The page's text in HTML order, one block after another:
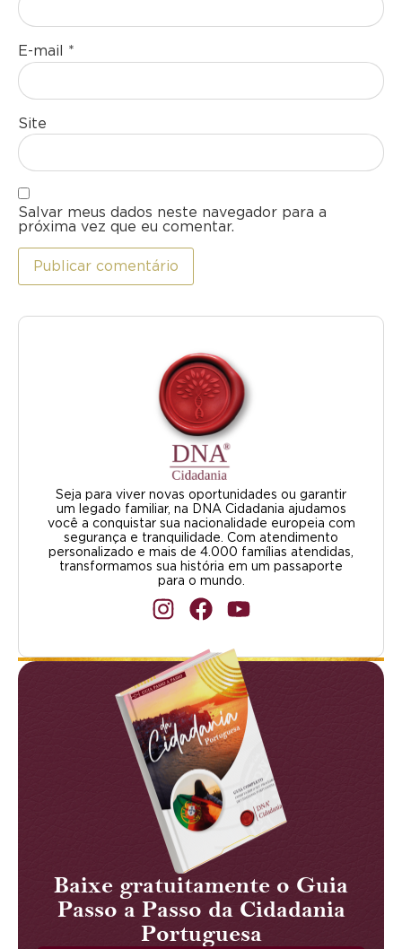
E-mail *
Site
Salvar meus dados neste navegador para a
próxima vez que eu comentar.
Seja para viver novas oportunidades ou garantir
um legado familiar, na DNA Cidadania ajudamos
você a conquistar sua nacionalidade europeia com
segurança e tranquilidade. Com atendimento
personalizado e mais de 4.000 famílias atendidas,
transformamos sua história em um passaporte
para o mundo.
Baixe gratuitamente o Guia
Passo a Passo da Cidadania
Portuguesa